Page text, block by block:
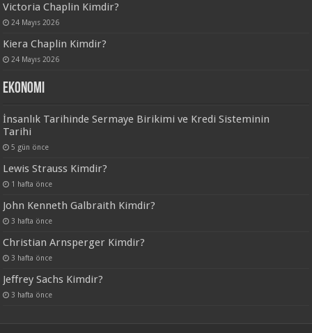
Victoria Chaplin Kimdir?
24 Mayıs 2026
Kiera Chaplin Kimdir?
24 Mayıs 2026
Ekonomi
İnsanlık Tarihinde Sermaye Birikimi ve Kredi Sisteminin
Tarihi
5 gün önce
Lewis Strauss Kimdir?
1 hafta önce
John Kenneth Galbraith Kimdir?
3 hafta önce
Christian Arnsperger Kimdir?
3 hafta önce
Jeffrey Sachs Kimdir?
3 hafta önce